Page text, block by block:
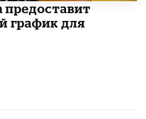
предоставит
график для